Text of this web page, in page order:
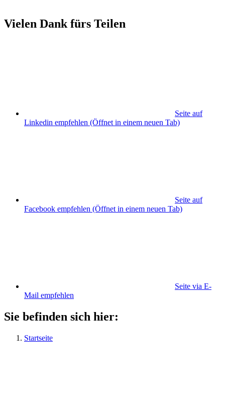
Vielen Dank fürs Teilen
Seite auf
Linkedin empfehlen (Öffnet in einem neuen Tab)
Seite auf
Facebook empfehlen (Öffnet in einem neuen Tab)
Seite via E-
Mail empfehlen
Sie befinden sich hier:
Startseite